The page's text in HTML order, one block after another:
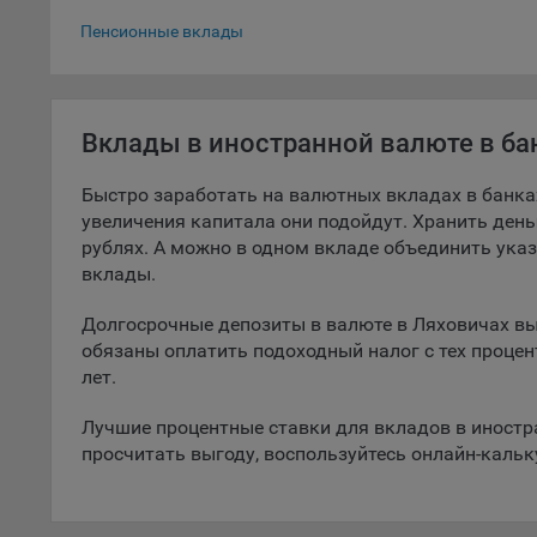
5.3.
5.4.
9.1.
Пенсионные вклады
Вклады в иностранной валюте в
Быстро заработать на валютных вкладах в
увеличения капитала они подойдут. Хранить
рублях. А можно в одном вкладе объединить
вклады.
Долгосрочные депозиты в валюте в Ляховичах
обязаны оплатить подоходный налог с тех
лет.
Лучшие процентные ставки для вкладов в
просчитать выгоду, воспользуйтесь онлайн-